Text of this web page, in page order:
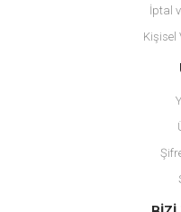
İptal
Kişisel